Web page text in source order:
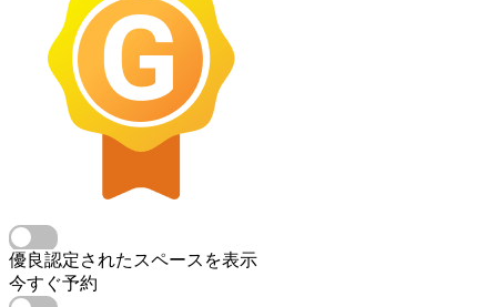
優良認定されたスペースを表示
今すぐ予約